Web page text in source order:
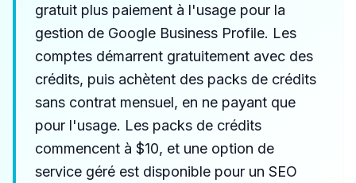
gratuit plus paiement à l'usage pour la
gestion de Google Business Profile. Les
comptes démarrent gratuitement avec des
crédits, puis achètent des packs de crédits
sans contrat mensuel, en ne payant que
pour l'usage. Les packs de crédits
commencent à $10, et une option de
service géré est disponible pour un SEO